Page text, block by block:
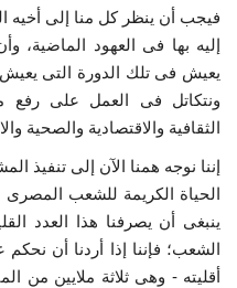
فيجب أن ينظر كل منا إلى أخيه
إليه بها فى العهود الماضية،
يعيش فى تلك الدورة التى
ونتكاتل فى العمل على رفع
الثقافية والاقتصادية والصحية
إننا نوجه همنا الآن إلى تنفيذ
الحياة الكريمة للشعب
ينبغى أن يصرفنا هذا العدد
الشعب؛ فإننا إذا أردنا أن
أقليته - وهى ثلاثة ملايين من